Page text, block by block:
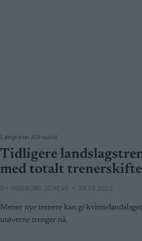
Langrenn Allround
Tidligere
med totalt
BY INGEBORG SCHEVE 29.03.2022
Mener nye trenere kan gi
utøverne trenger nå.